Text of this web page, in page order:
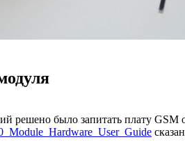
решено было запитать плату GSM